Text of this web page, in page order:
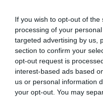
If you wish to opt-out of
processing of your
targeted advertising by us,
section to confirm your
opt-out request is
interest-based ads based
us or personal information
your opt-out. You may